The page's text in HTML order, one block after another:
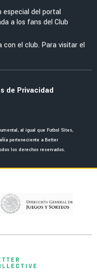
especial del portal
a los fans del Club
con el club. Para visitar el
de Privacidad
al igual que Futbol Sites,
perteneciente a Better
los derechos reservados.